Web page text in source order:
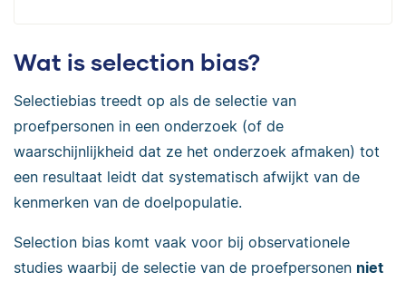
Wat is selection bias?
Selectiebias treedt op als de selectie van
proefpersonen in een onderzoek (of de
waarschijnlijkheid dat ze het onderzoek afmaken) tot
een resultaat leidt dat systematisch afwijkt van de
kenmerken van de doelpopulatie.
Selection bias komt vaak voor bij observationele
studies waarbij de selectie van de proefpersonen niet